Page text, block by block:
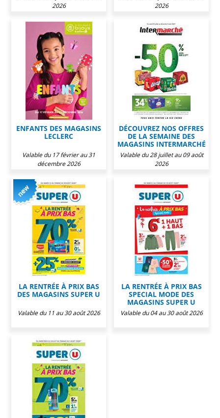
2026
2026
ENFANTS DES MAGASINS
LECLERC
Valable du 17 février au 31
décembre 2026
DÉCOUVREZ NOS OFFRES
DE LA SEMAINE DES
MAGASINS INTERMARCHÉ
Valable du 28 juillet au 09 août
2026
LA RENTRÉE À PRIX BAS
DES MAGASINS SUPER U
Valable du 11 au 30 août 2026
LA RENTRÉE À PRIX BAS
SPECIAL MODE DES
MAGASINS SUPER U
Valable du 04 au 30 août 2026